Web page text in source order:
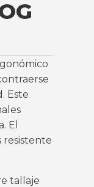
Este
El
resistente
tallaje